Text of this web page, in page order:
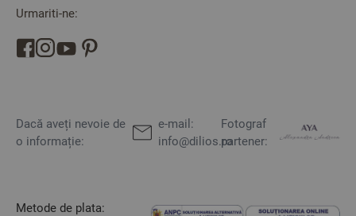
Urmariti-ne:
Dacă aveți nevoie de
o informație:
e-mail:
info@dilios.ro
Fotograf
partener:
Metode de plata: